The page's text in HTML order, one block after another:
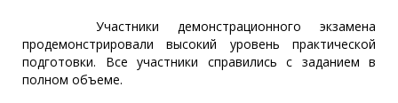
Участники демонстрационного экзамена
продемонстрировали высокий уровень практической
подготовки. Все участники справились с заданием в
полном объеме.